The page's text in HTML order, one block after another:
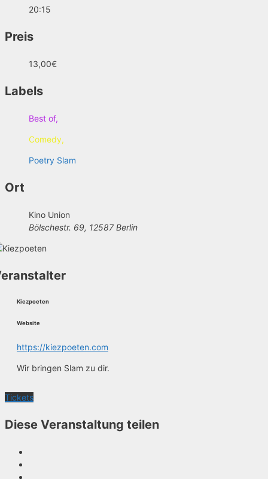
20:15
Preis
13,00€
Labels
Best of,
Comedy,
Poetry Slam
Ort
Kino Union
Bölschestr. 69, 12587 Berlin
Kiezpoeten
Website
https://kiezpoeten.com
Wir bringen Slam zu dir.
Tickets
Diese Veranstaltung teilen